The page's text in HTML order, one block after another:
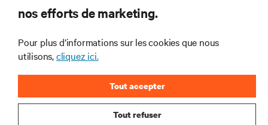
SUPPORT
SOCIÉTÉ
nos efforts de marketing.
Pour plus d’informations sur les cookies que nous
utilisons,cliquez ici.
Tout refuser
Tout accepter